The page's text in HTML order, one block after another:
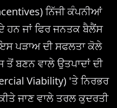
ਨਿੱਜੀ ਕੰਪਨੀਆਂ
ਹਨ ਜਾਂ ਫਿਰ ਜਨਤਕ ਬੈਲੈਂਸ
ਪੜਾਅ ਦੀ ਸਫਲਤਾ ਕੋਲੇ
ਤੋਂ ਬਣਨ ਵਾਲੇ ਉਤਪਾਦਾਂ ਦੀ
Viability) 'ਤੇ ਨਿਰਭਰ
ਜਾਣ ਵਾਲੇ ਤਰਲ ਕੁਦਰਤੀ